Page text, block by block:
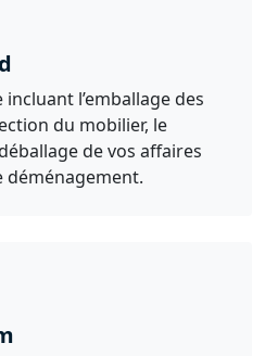
l’emballage des
du mobilier, le
de vos affaires